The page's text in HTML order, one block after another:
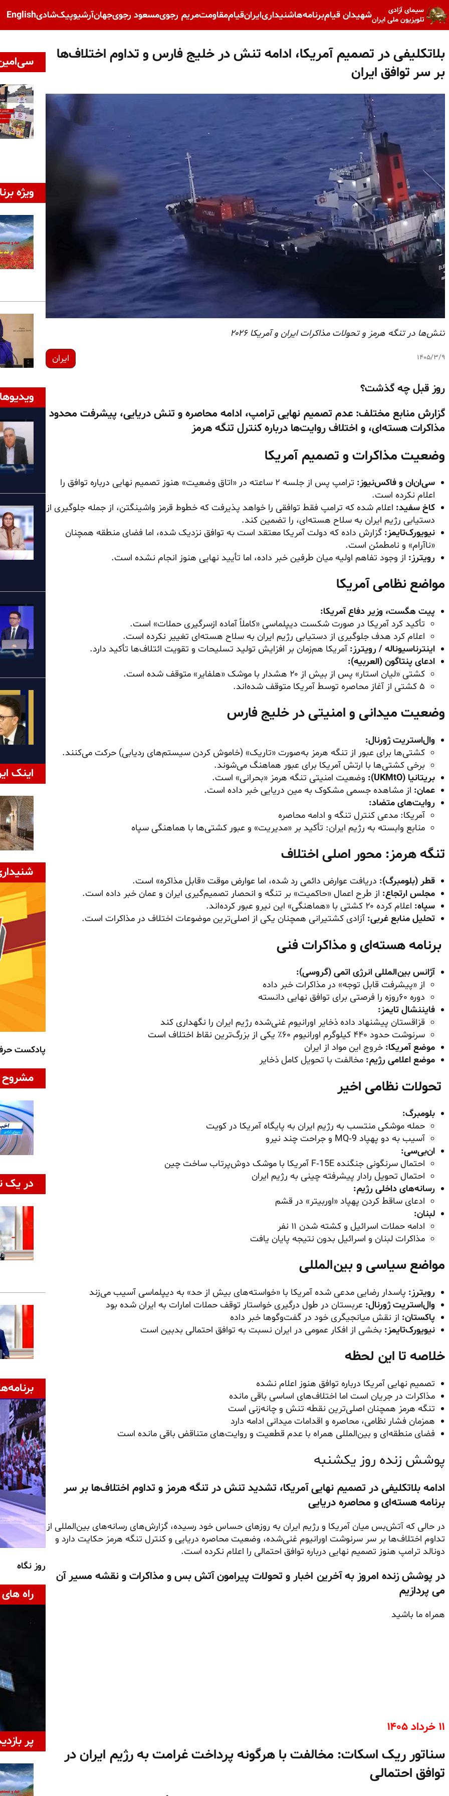
سیمای آزادی
تلویزیون ملی ایرانشهیدان قیامبرنامه‌هاشنیداریایرانقیاممقاومتمریم رجویمسعود رجویجهانآرشیوپیک‌شادیEnglish
بلاتکلیفی در تصمیم آمریکا، ادامه تنش در خلیج فارس و تداوم اختلاف‌ها
بر سر توافق ایران
تنش‌ها در تنگه هرمز و تحولات مذاکرات ایران و آمریکا ۲۰۲۶
۱۴۰۵/۳/۹ ایران
روز قبل چه گذشت؟
گزارش منابع مختلف: عدم تصمیم نهایی ترامپ، ادامه محاصره و تنش دریایی، پیشرفت محدود
مذاکرات هسته‌ای، و اختلاف روایت‌ها درباره کنترل تنگه هرمز
وضعیت مذاکرات و تصمیم آمریکا
سی‌ان‌ان و فاکس‌نیوز:
ترامپ پس از جلسه ۲ ساعته در «اتاق وضعیت» هنوز تصمیم نهایی درباره توافق را
اعلام نکرده است.
کاخ سفید: اعلام شده که ترامپ فقط توافقی را خواهد پذیرفت که خطوط قرمز واشینگتن، از جمله جلوگیری از
دستیابی رژیم ایران به سلاح هسته‌ای، را تضمین کند.
نیویورک‌تایمز: گزارش داده که دولت آمریکا معتقد است به توافق نزدیک شده، اما فضای منطقه همچنان
«ناآرام» و نامطمئن است.
رویترز: از وجود تفاهم اولیه میان طرفین خبر داده، اما تأیید نهایی هنوز انجام نشده است.
مواضع نظامی آمریکا
پیت هگست، وزیر دفاع آمریکا:
تأکید کرد آمریکا در صورت شکست دیپلماسی «کاملاً آماده ازسرگیری حملات» است.
اعلام کرد هدف جلوگیری از دستیابی رژیم ایران به سلاح هسته‌ای تغییر نکرده است.
اینترناسیوناله / رویترز: آمریکا هم‌زمان بر افزایش تولید تسلیحات و تقویت ائتلاف‌ها تأکید دارد.
ادعای پنتاگون (العربیه):
کشتی «لیان استار» پس از بیش از ۲۰ هشدار با موشک «هلفایر» متوقف شده است.
۵ کشتی از آغاز محاصره توسط آمریکا متوقف شده‌اند.
وضعیت میدانی و امنیتی در خلیج فارس
وال‌استریت ژورنال:
کشتی‌ها برای عبور از تنگه هرمز به‌صورت «تاریک» (خاموش کردن سیستم‌های ردیابی) حرکت می‌کنند.
برخی کشتی‌ها با ارتش آمریکا برای عبور هماهنگ می‌شوند.
بریتانیا (UKMtO):
وضعیت امنیتی تنگه هرمز «بحرانی» است.
عمان: از مشاهده جسمی مشکوک به مین دریایی خبر داده است.
روایت‌های متضاد:
آمریکا: مدعی کنترل تنگه و ادامه محاصره
منابع وابسته به رژیم ایران: تأکید بر «مدیریت» و عبور کشتی‌ها با هماهنگی سپاه
تنگه هرمز: محور اصلی اختلاف
قطر (بلومبرگ): دریافت عوارض دائمی رد شده، اما عوارض موقت «قابل مذاکره» است.
مجلس ارتجاع: از طرح اعمال «حاکمیت» بر تنگه و انحصار تصمیم‌گیری ایران و عمان خبر داده است.
سپاه: اعلام کرده ۲۰ کشتی با «هماهنگی» این نیرو عبور کرده‌اند.
تحلیل منابع غربی: آزادی کشتیرانی همچنان یکی از اصلی‌ترین موضوعات اختلاف در مذاکرات است.
برنامه هسته‌ای و مذاکرات فنی
آژانس بین‌المللی انرژی اتمی (گروسی):
از «پیشرفت قابل توجه» در مذاکرات خبر داده
دوره ۶۰روزه را فرصتی برای توافق نهایی دانسته
فایننشال تایمز:
قزاقستان پیشنهاد داده ذخایر اورانیوم غنی‌شده رژیم ایران را نگهداری کند
سرنوشت حدود ۴۴۰ کیلوگرم اورانیوم ۶۰٪ یکی از بزرگ‌ترین نقاط اختلاف است
موضع آمریکا: خروج این مواد از ایران
موضع اعلامی رژیم: مخالفت با تحویل کامل ذخایر
تحولات نظامی اخیر
بلومبرگ:
حمله موشکی منتسب به رژیم ایران به پایگاه آمریکا در کویت
آسیب به دو پهپاد MQ‑9 و جراحت چند نیرو
ان‌بی‌سی:
احتمال سرنگونی جنگنده F‑15E آمریکا با موشک دوش‌پرتاب ساخت چین
احتمال تحویل رادار پیشرفته چینی به رژیم ایران
رسانه‌های داخلی رژیم:
ادعای ساقط کردن پهپاد «اوربیتر» در قشم
لبنان:
ادامه حملات اسرائیل و کشته شدن ۱۱ نفر
مذاکرات لبنان و اسرائیل بدون نتیجه پایان یافت
مواضع سیاسی و بین‌المللی
رویترز: پاسدار رضایی مدعی شده آمریکا با «خواسته‌های بیش از حد» به دیپلماسی آسیب می‌زند
وال‌استریت ژورنال: عربستان در طول درگیری خواستار توقف حملات امارات به ایران شده بود
پاکستان: از نقش میانجیگری خود در گفت‌وگوها خبر داده
نیویورک‌تایمز: بخشی از افکار عمومی در ایران نسبت به توافق احتمالی بدبین است
خلاصه تا این لحظه
تصمیم نهایی آمریکا درباره توافق هنوز اعلام نشده
مذاکرات در جریان است اما اختلاف‌های اساسی باقی مانده
تنگه هرمز همچنان اصلی‌ترین نقطه تنش و چانه‌زنی است
همزمان فشار نظامی، محاصره و اقدامات میدانی ادامه دارد
فضای منطقه‌ای و بین‌المللی همراه با عدم قطعیت و روایت‌های متناقض باقی مانده است
پوشش زنده روز یکشنبه
ادامه بلاتکلیفی در تصمیم نهایی آمریکا، تشدید تنش در تنگه هرمز و تداوم اختلاف‌ها بر سر
برنامه هسته‌ای و محاصره دریایی
در حالی که آتش‌بس میان آمریکا و رژیم ایران به روزهای حساس خود رسیده، گزارش‌های رسانه‌های بین‌المللی از
تداوم اختلاف‌ها بر سر سرنوشت اورانیوم غنی‌شده، وضعیت محاصره دریایی و کنترل تنگه هرمز حکایت دارد و
دونالد ترامپ هنوز تصمیم نهایی درباره توافق احتمالی را اعلام نکرده است.
در پوشش زنده امروز به آخرین اخبار و تحولات پیرامون آتش بس و مذاکرات و نقشه مسیر آن
می پردازیم
همراه ما باشید
۱۱ خرداد ۱۴۰۵
سناتور ریک اسکات: مخالفت با هرگونه پرداخت غرامت به رژیم ایران در
توافق احتمالی
ویژه
اینک
پادکست
مشروح
در یک
روز نگاه
راه
پر